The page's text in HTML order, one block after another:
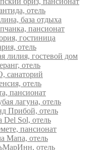
отель
база отдыха
пансионат
гостиница
отель
лилия, гостевой дом
отель
санаторий
отель
пансионат
лагуна, отель
Прибой, отель
Del Sol, отель
пансионат
Мапа, отель
отель